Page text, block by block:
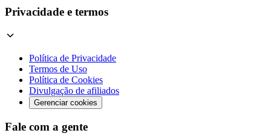
Privacidade e termos
Política de Privacidade
Termos de Uso
Política de Cookies
Divulgação de afiliados
Gerenciar cookies
Fale com a gente